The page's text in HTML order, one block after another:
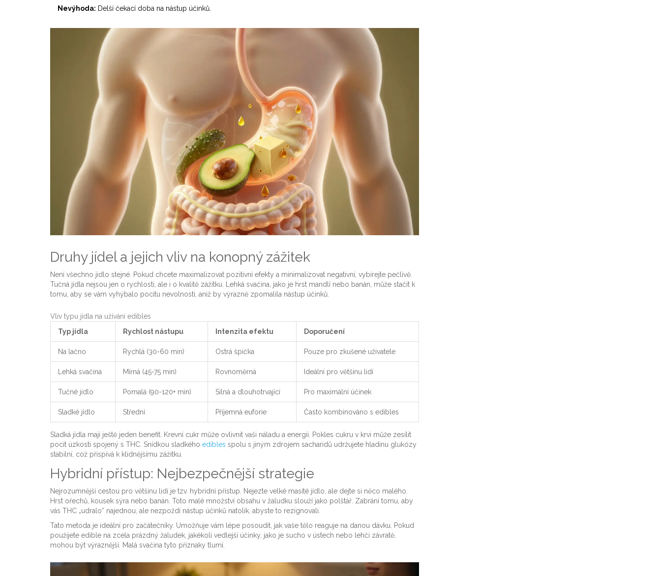
Nevýhoda: Delší čekací doba na nástup účinků.
Druhy jídel a jejich vliv na konopný zážitek
Není všechno jídlo stejné. Pokud chcete maximalizovat pozitivní efekty a minimalizovat negativní, vybírejte pečlivě.
Tučná jídla nejsou jen o rychlosti, ale i o kvalitě zážitku. Lehká svačina, jako je hrst mandlí nebo banán, může stačit k
tomu, aby se vám vyhýbalo pocitu nevolnosti, aniž by výrazně zpomalila nástup účinků.
Vliv typu jídla na užívání edibles
Typ jídla
Rychlost nástupu Intenzita efektu Doporučení
Na lačno Rychlá (30-60 min) Ostrá špička Pouze pro zkušené uživatele
Lehká svačina Mírná (45-75 min) Rovnoměrná Ideální pro většinu lidí
Tučné jídlo Pomalá (90-120+ min) Silná a dlouhotrvající Pro maximální účinek
Sladké jídlo Střední Příjemná euforie Často kombinováno s edibles
Sladká jídla mají ještě jeden benefit. Krevní cukr může ovlivnit vaši náladu a energii. Pokles cukru v krvi může zesílit
pocit úzkosti spojený s THC. Snídkou sladkého edibles spolu s jiným zdrojem sacharidů udržujete hladinu glukózy
stabilní, což přispívá k klidnějšímu zážitku.
Hybridní přístup: Nejbezpečnější strategie
Nejrozumnější cestou pro většinu lidí je tzv. hybridní přístup. Nejezte velké masité jídlo, ale dejte si něco malého.
Hrst ořechů, kousek sýra nebo banán. Toto malé množství obsahu v žaludku slouží jako polštář. Zabrání tomu, aby
vás THC „udralo“ najednou, ale nezpoždí nástup účinků natolik, abyste to rezignovali.
Tato metoda je ideální pro začátečníky. Umožňuje vám lépe posoudit, jak vaše tělo reaguje na danou dávku. Pokud
použijete edible na zcela prázdný žaludek, jakékoli vedlejší účinky, jako je sucho v ústech nebo lehčí závratě,
mohou být výraznější. Malá svačina tyto příznaky tlumí.